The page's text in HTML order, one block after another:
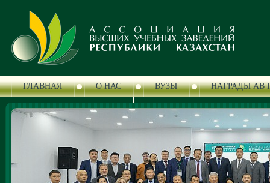
ГЛАВНАЯ О НАС ВУЗЫ НАГРАДЫ АВ
ЦЕНТР СЕРТИФИКАЦИИ